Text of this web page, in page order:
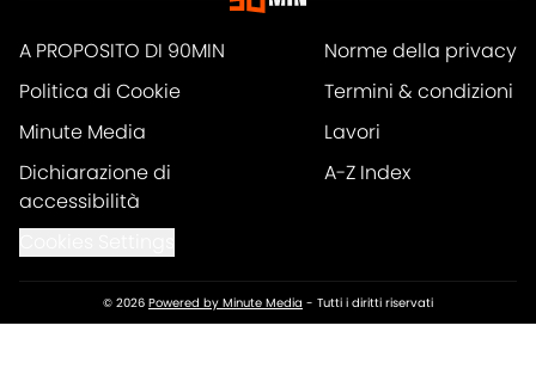
A PROPOSITO DI 90MIN
Norme della privacy
Politica di Cookie
Termini & condizioni
Minute Media
Lavori
Dichiarazione di
accessibilità
A-Z Index
© 2026 Powered by Minute Media - Tutti i diritti riservati